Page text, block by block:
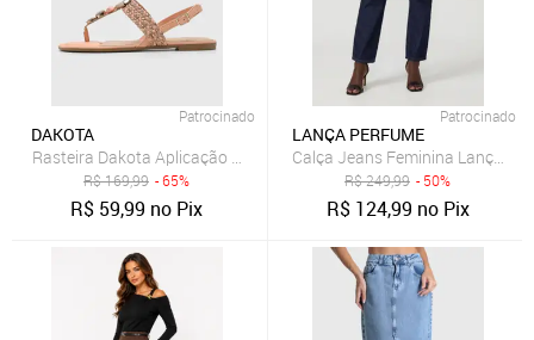
Patrocinado
DAKOTA
Rasteira Dakota Aplicação Coral
R$169,99 - 65%
R$ 59,99 no Pix
Patrocinado
LANÇA PERFUME
Calça Jeans Feminina Lança
R$249,99 - 50%
R$ 124,99 no Pix